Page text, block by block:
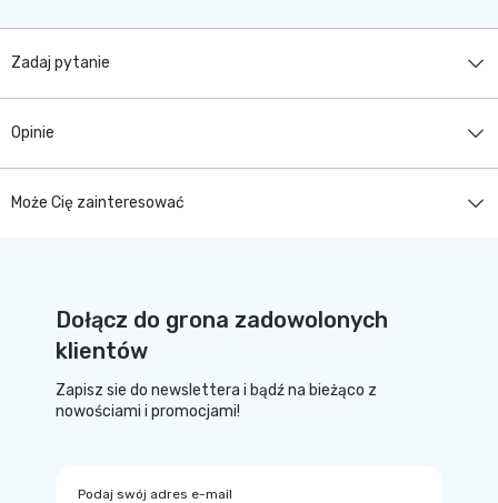
Zadaj pytanie
Opinie
Może Cię zainteresować
Dołącz do grona zadowolonych
klientów
Zapisz sie do newslettera i bądź na bieżąco z
nowościami i promocjami!
Podaj swój adres e-mail